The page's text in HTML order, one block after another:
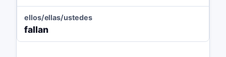
ellos/ellas/ustedes
fallan